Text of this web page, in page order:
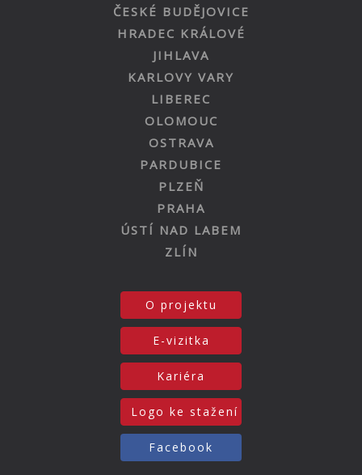
ČESKÉ BUDĚJOVICE
HRADEC KRÁLOVÉ
JIHLAVA
KARLOVY VARY
LIBEREC
OLOMOUC
OSTRAVA
PARDUBICE
PLZEŇ
PRAHA
ÚSTÍ NAD LABEM
ZLÍN
O projektu
E-vizitka
Kariéra
Logo ke stažení
Facebook